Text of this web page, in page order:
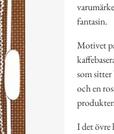
fantasin.
Motivet
som
och en
I det övre